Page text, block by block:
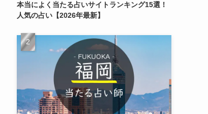
本当によく当たる占いサイトランキング15選！
人気の占い【2026年最新】